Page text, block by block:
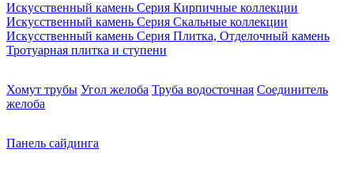
Искусственный камень Серия Кирпичные коллекции
Искусственный камень Серия Скальные коллекции
Искусственный камень Серия Плитка, Отделочный камень
Тротуарная плитка и ступени
Хомут трубы Угол желоба Труба водосточная Соединитель
желоба
Панель сайдинга